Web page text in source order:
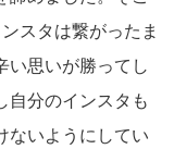
スタは繋がったま
い思いが勝ってし
自分のインスタも
ないようにしてい